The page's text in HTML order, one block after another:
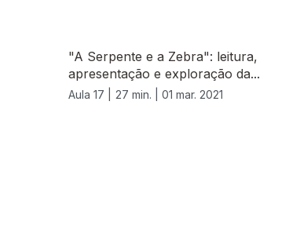
"A Serpente e a Zebra": leitura,
apresentação e exploração da...
Aula 17 | 27 min. | 01 mar. 2021